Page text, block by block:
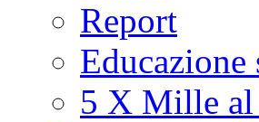
Report
5 X Mille